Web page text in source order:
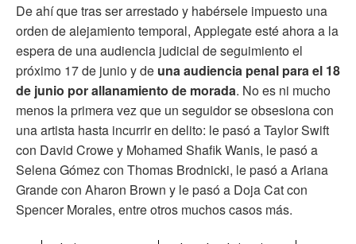
De ahí que tras ser arrestado y habérsele impuesto una
orden de alejamiento temporal, Applegate esté ahora a la
espera de una audiencia judicial de seguimiento el
próximo 17 de junio y de una audiencia penal para el 18
de junio por allanamiento de morada. No es ni mucho
menos la primera vez que un seguidor se obsesiona con
una artista hasta incurrir en delito: le pasó a Taylor Swift
con David Crowe y Mohamed Shafik Wanis, le pasó a
Selena Gómez con Thomas Brodnicki, le pasó a Ariana
Grande con Aharon Brown y le pasó a Doja Cat con
Spencer Morales, entre otros muchos casos más.